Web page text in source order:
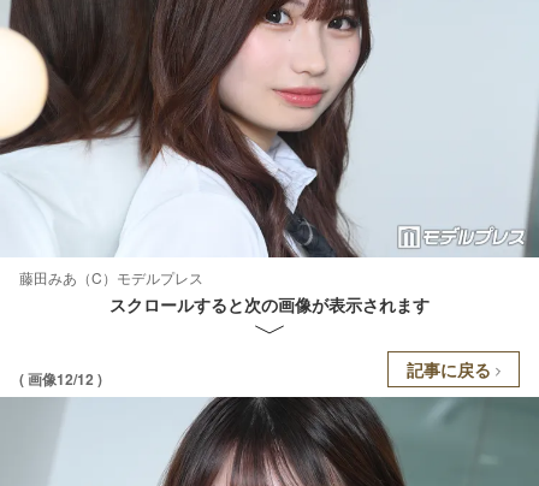
藤田みあ（C）モデルプレス
スクロールすると次の画像が表示されます
( 画像12/12 ) 記事に戻る